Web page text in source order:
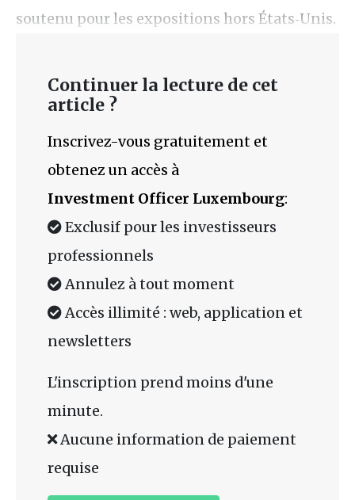
soutenu pour les expositions hors États‑Unis.
Continuer la lecture de cet
article ?
Inscrivez-vous gratuitement et
obtenez un accès à
Investment Officer Luxembourg:
Exclusif pour les investisseurs
professionnels
Annulez à tout moment
Accès illimité : web, application et
newsletters
L'inscription prend moins d'une
minute.
Aucune information de paiement
requise